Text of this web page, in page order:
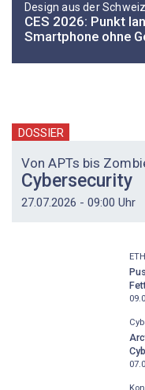
Design aus der Schweiz
CES 2026: Punkt
Smartphone ohne
DOSSIER
Von APTs bis
Cybersecurity
27.07.2026 - 09:00 Uhr